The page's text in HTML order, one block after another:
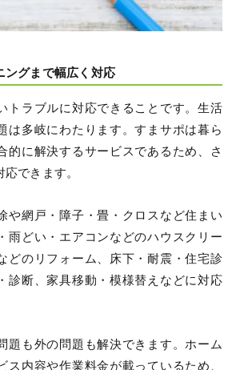
ングまで幅広く対応
トラブルに対応できることです。生活
は多岐にわたります。すまサポは暮ら
的に解決するサービスであるため、さ
できます。
や網戸・障子・畳・クロスなど住まい
雨どい・エアコンなどのハウスクリー
どのリフォーム、床下・耐震・住宅診
診断、家具移動・模様替えなどに対応
題も外の問題も解決できます。ホーム
ス内容や作業料金が載っているため、